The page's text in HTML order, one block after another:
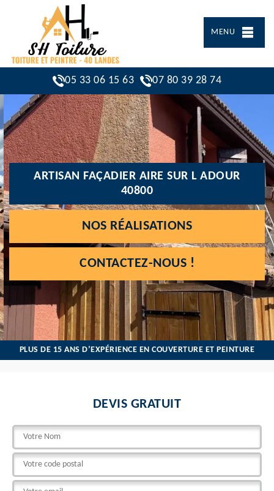
MENU
05 33 06 15 63 07 80 39 28 74
ARTISAN FAÇADIER AIRE SUR L ADOUR
40800
NOS RÉALISATIONS
CONTACTEZ-NOUS !
PLUS DE 15 ANS D’EXPÉRIENCE EN COUVERTURE ET PEINTURE
DEVIS GRATUIT